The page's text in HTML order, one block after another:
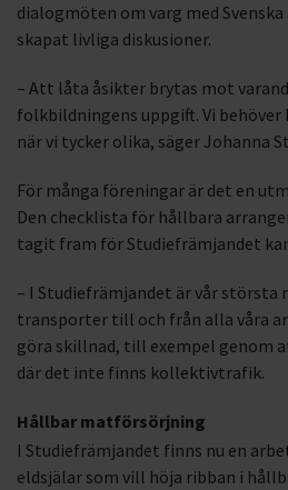
dialogmöten om varg med
skapat livliga diskusioner.
– Att låta åsikter brytas mot
folkbildningens uppgift. Vi behöver
när vi tycker olika, säger Johanna
För många föreningar är det en
Den checklista för hållbara
tagit fram för Studiefrämjandet
– I Studiefrämjandet är vår
transporter till och från alla våra
göra skillnad, till exempel genom
där det inte finns kollektivtrafik.
Hållbar matförsörjning
I Studiefrämjandet finns nu en
eldsjälar som vill höja ribban i